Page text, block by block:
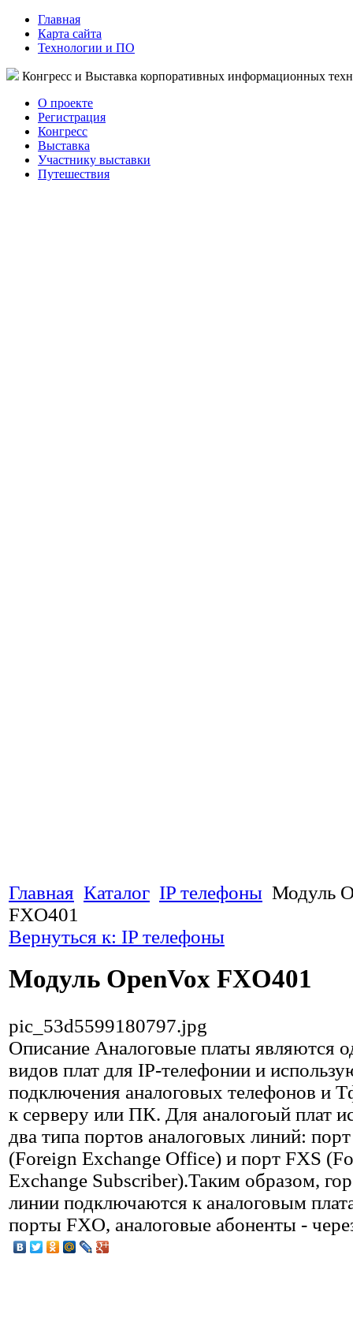
Главная
Карта сайта
Технологии и ПО
Конгресс и Выставка корпоративных информационных
О проекте
Регистрация
Конгресс
Выставка
Участнику выставки
Путешествия
Главная Каталог IP телефоны Модуль
FXO401
Вернуться к: IP телефоны
Модуль OpenVox FXO401
pic_53d5599180797.jpg
Описание Аналоговые платы являются
видов плат для IP-телефонии и
подключения аналоговых телефонов и
к серверу или ПК. Для аналогоый плат
два типа портов аналоговых линий:
(Foreign Exchange Office) и порт FXS
Exchange Subscriber).Таким образом,
линии подключаются к аналоговым
порты FXO, аналоговые абоненты -